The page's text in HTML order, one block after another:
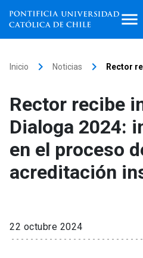
Facultades, escuelas e
institutos
Investigación
Inicio keyboard_arrow_right Noticias keyboard_arrow_right Rector
Rector recibe
Dialoga 2024:
en el proceso
acreditación
22 octubre 2024